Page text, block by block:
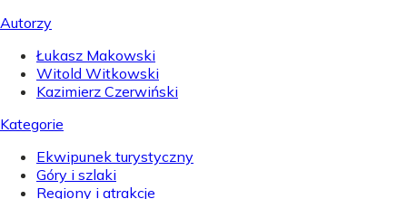
Autorzy
Łukasz Makowski
Witold Witkowski
Kazimierz Czerwiński
Kategorie
Ekwipunek turystyczny
Góry i szlaki
Regiony i atrakcje